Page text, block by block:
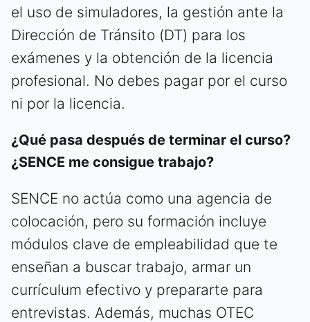
el uso de simuladores, la gestión ante la
Dirección de Tránsito (DT) para los
exámenes y la obtención de la licencia
profesional. No debes pagar por el curso
ni por la licencia.
¿Qué pasa después de terminar el curso?
¿SENCE me consigue trabajo?
SENCE no actúa como una agencia de
colocación, pero su formación incluye
módulos clave de empleabilidad que te
enseñan a buscar trabajo, armar un
currículum efectivo y prepararte para
entrevistas. Además, muchas OTEC